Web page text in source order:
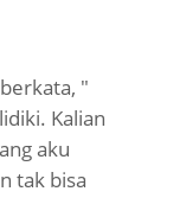
"
Kalian
aku
tak bisa